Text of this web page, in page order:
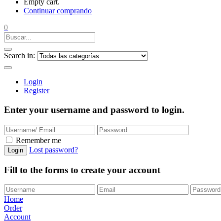
Empty cart.
Continuar comprando
0
Search in:
Login
Register
Enter your username and password to login.
Remember me
Login Lost password?
Fill to the forms to create your account
Home
Order
Account